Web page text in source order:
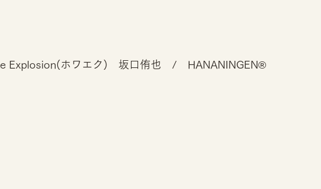
Explosion(ホワエク)　坂口侑也　/　HANANINGEN®